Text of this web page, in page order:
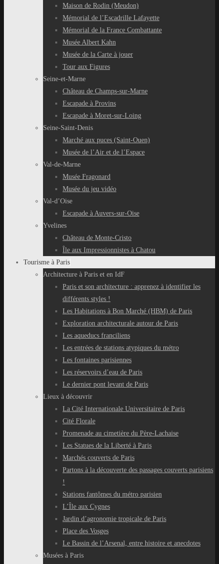
Maison de Rodin (Meudon)
Mémorial de l’Escadrille Lafayette
Mémorial de la France Combattante
Musée Albert Kahn
Musée de la Carte à jouer
Tour aux Figures
Seine-et-Marne
Château de Champs-sur-Marne
Escapade à Provins
Escapade à Moret-sur-Loing
Seine-Saint-Denis
Marché aux puces (Saint-Ouen)
Musée de l’Air et de l’Espace
Val-de-Marne
Musée Fragonard
Musée du jeu vidéo
Val-d’Oise
Escapade à Auvers-sur-Oise
Yvelines
Château de Monte-Cristo
Île aux Impressionnistes à Chatou
Tourisme à Paris
Architecture à Paris et en IdF
Paris et son architecture : apprenez à identifier les
différents styles !
Les Habitations à Bon Marché (HBM) de Paris
Exploration architecturale autour de Paris
Les aqueducs franciliens
Les entrées de stations atypiques du métro
Les fontaines parisiennes
Les réservoirs d’eau de Paris
Le dernier pont levant de Paris
Lieux à découvrir
La Cité Internationale Universitaire de Paris
Cité Florale
Promenade au cimetière du Père-Lachaise
Les Statues de la Liberté à Paris
Marchés couverts de Paris
Partons à la découverte des passages couverts parisiens
!
Stations fantômes du métro parisien
L’Île aux Cygnes
Jardin d’agronomie tropicale de Paris
Place des Vosges
Le Bassin de l’Arsenal, entre histoire et anecdotes
Musées à Paris